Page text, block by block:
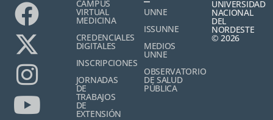
CAMPUS
VIRTUAL
MEDICINA
CREDENCIALES
DIGITALES
INSCRIPCIONES
JORNADAS
DE
TRABAJOS
DE
EXTENSIÓN
UNNE
ISSUNNE
MEDIOS
UNNE
OBSERVATORIO
DE SALUD
PÚBLICA
UNIVERSIDAD
NACIONAL
DEL
NORDESTE
© 2026